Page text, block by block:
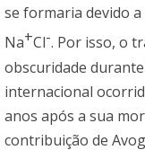
se formaria devido
Na+Cl-. Por isso, o
obscuridade
internacional
anos após a sua
contribuição de